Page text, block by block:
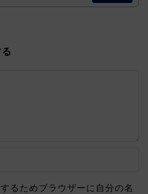
るためブラウザーに自分の名